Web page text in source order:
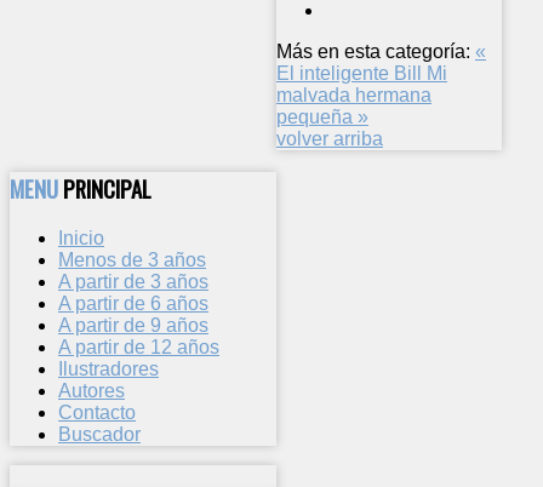
Más en esta categoría: «
El inteligente Bill
Mi
malvada hermana
pequeña »
volver arriba
MENUPRINCIPAL
Inicio
Menos de 3 años
A partir de 3 años
A partir de 6 años
A partir de 9 años
A partir de 12 años
Ilustradores
Autores
Contacto
Buscador